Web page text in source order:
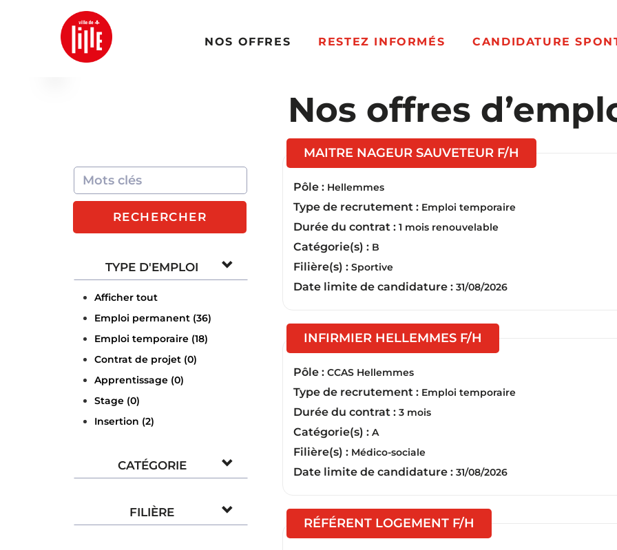
NOS OFFRES RESTEZ INFORMÉS CANDIDATURE
Nos offres
RECHERCHER
TYPE D'EMPLOI
Afficher tout
Emploi permanent (36)
Emploi temporaire (18)
Contrat de projet (0)
Apprentissage (0)
Stage (0)
Insertion (2)
CATÉGORIE
FILIÈRE
MAITRE NAGEUR SAUVETEUR F/H
Pôle : Hellemmes
Type de recrutement : Emploi temporaire
Durée du contrat : 1 mois renouvelable
Catégorie(s) : B
Filière(s) : Sportive
Date limite de candidature : 31/08/2026
INFIRMIER HELLEMMES F/H
Pôle : CCAS Hellemmes
Type de recrutement : Emploi temporaire
Durée du contrat : 3 mois
Catégorie(s) : A
Filière(s) : Médico-sociale
Date limite de candidature : 31/08/2026
RÉFÉRENT LOGEMENT F/H